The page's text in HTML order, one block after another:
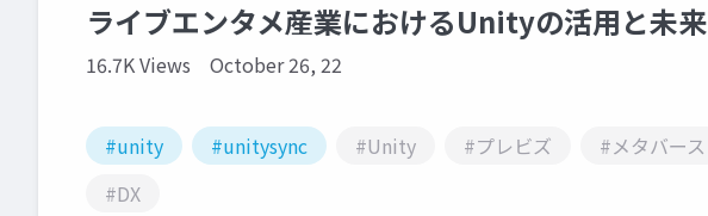
ライブエンタメ産業におけるUnityの活用と未来
16.7K Views October 26, 22
#unity #unitysync #Unity #プレビズ #メタバース
#DX